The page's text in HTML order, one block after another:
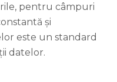
pentru câmpuri
și
este un standard
datelor.